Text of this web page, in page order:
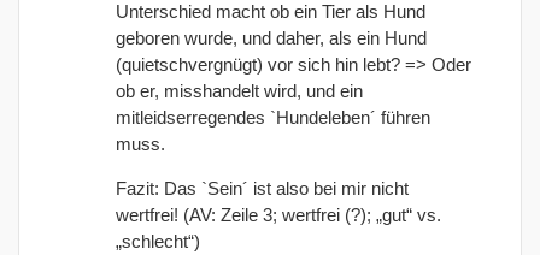
Unterschied macht ob ein Tier als Hund
geboren wurde, und daher, als ein Hund
(quietschvergnügt) vor sich hin lebt? => Oder
ob er, misshandelt wird, und ein
mitleidserregendes `Hundeleben´ führen
muss.
Fazit: Das `Sein´ ist also bei mir nicht
wertfrei! (AV: Zeile 3; wertfrei (?); „gut“ vs.
„schlecht“)